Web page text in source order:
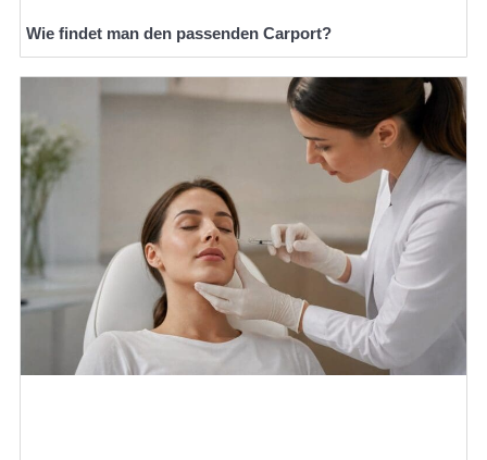
Wie findet man den passenden Carport?